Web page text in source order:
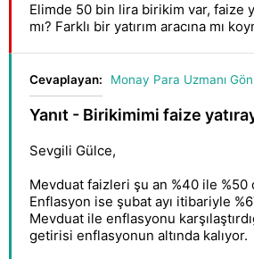
Elimde 50 bin lira birikim var, faize
mı? Farklı bir yatırım aracına mı
Cevaplayan: Monay Para Uzmanı
Yanıt - Birikimimi faize
Sevgili Gülce,
Mevduat faizleri şu an %40 ile %50
Enflasyon ise şubat ayı itibariyle
Mevduat ile enflasyonu
getirisi enflasyonun altında kalıyor.